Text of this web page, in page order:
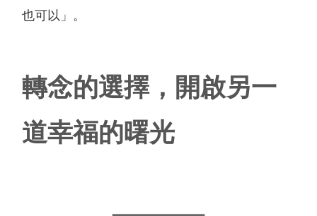
也可以」。
轉念的選擇，開啟另一
道幸福的曙光